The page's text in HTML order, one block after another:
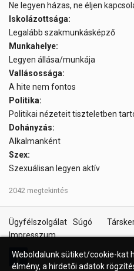
Ne legyen házas, ne éljen
Iskolázottsága:
Legalább szakmunkásképző
Munkahelye:
Legyen állása/munkája
Vallásossága:
A hite nem fontos
Politika:
Politikai nézeteit tiszteletben
Dohányzás:
Alkalmanként
Szex:
Szexuálisan legyen aktív
2042 megtekintés
Ügyfélszolgálat Súgó
Impresszum
Weboldalunk sütiket/cookie-kat
élmény, a hirdetői adatok